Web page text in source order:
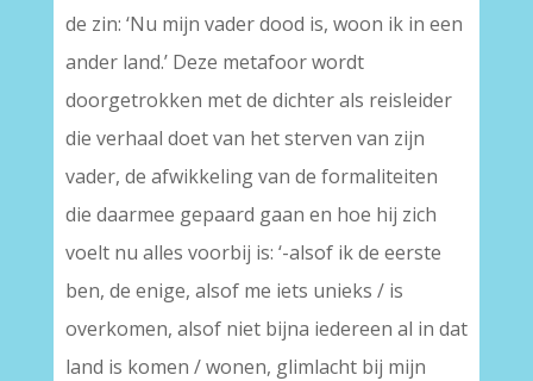
de zin: ‘Nu mijn vader dood is, woon ik in een
ander land.’ Deze metafoor wordt
doorgetrokken met de dichter als reisleider
die verhaal doet van het sterven van zijn
vader, de afwikkeling van de formaliteiten
die daarmee gepaard gaan en hoe hij zich
voelt nu alles voorbij is: ‘-alsof ik de eerste
ben, de enige, alsof me iets unieks / is
overkomen, alsof niet bijna iedereen al in dat
land is komen / wonen, glimlacht bij mijn